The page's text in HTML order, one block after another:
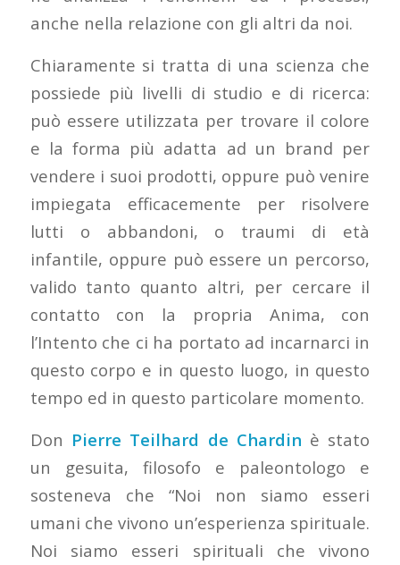
anche nella relazione con gli altri da noi.
Chiaramente si tratta di una scienza che
possiede più livelli di studio e di ricerca:
può essere utilizzata per trovare il colore
e la forma più adatta ad un brand per
vendere i suoi prodotti, oppure può venire
impiegata efficacemente per risolvere
lutti o abbandoni, o traumi di età
infantile, oppure può essere un percorso,
valido tanto quanto altri, per cercare il
contatto con la propria Anima, con
l’Intento che ci ha portato ad incarnarci in
questo corpo e in questo luogo, in questo
tempo ed in questo particolare momento.
Don Pierre Teilhard de Chardin è stato
un gesuita, filosofo e paleontologo e
sosteneva che “Noi non siamo esseri
umani che vivono un’esperienza spirituale.
Noi siamo esseri spirituali che vivono